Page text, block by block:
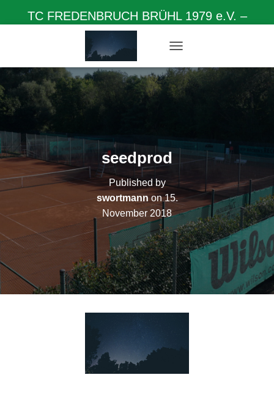
TC FREDENBRUCH BRÜHL 1979 e.V. –
Herzlich willkommen auf unserer Homepage
A
V
I
O
M
S
H
A
L
T
E
N
seedprod
Published by
swortmann on15.
November 2018